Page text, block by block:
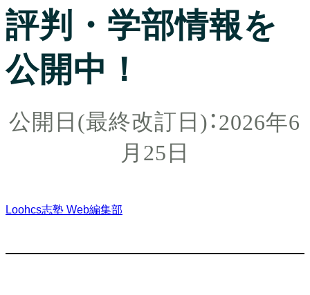
評判・学部情報を
公開中！
2026年6
月25日
Loohcs志塾 Web編集部